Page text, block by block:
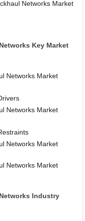
Networks Market
Key Market
Networks Market
Networks Market
Networks Market
Networks Market
Industry